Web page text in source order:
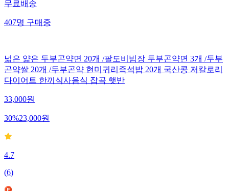
무료배송
407명구매중
넓은 얇은 두부곤약면 20개 /팔도비빔장 두부곤약면 3개 /두부
곤약쌀 20개 /두부곤약 현미귀리즉석밥 20개 국산콩 저칼로리
다이어트 한끼식사음식 잡곡 햇반
33,000원
30%23,000원
4.7
(6)